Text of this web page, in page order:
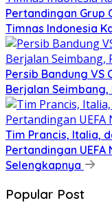
Pertandingan Grup
Timnas Indonesia
Persib Bandung VS
Berjalan Seimbang,
Tim Prancis, Italia,
Pertandingan UEFA
Selengkapnya
Popular Post